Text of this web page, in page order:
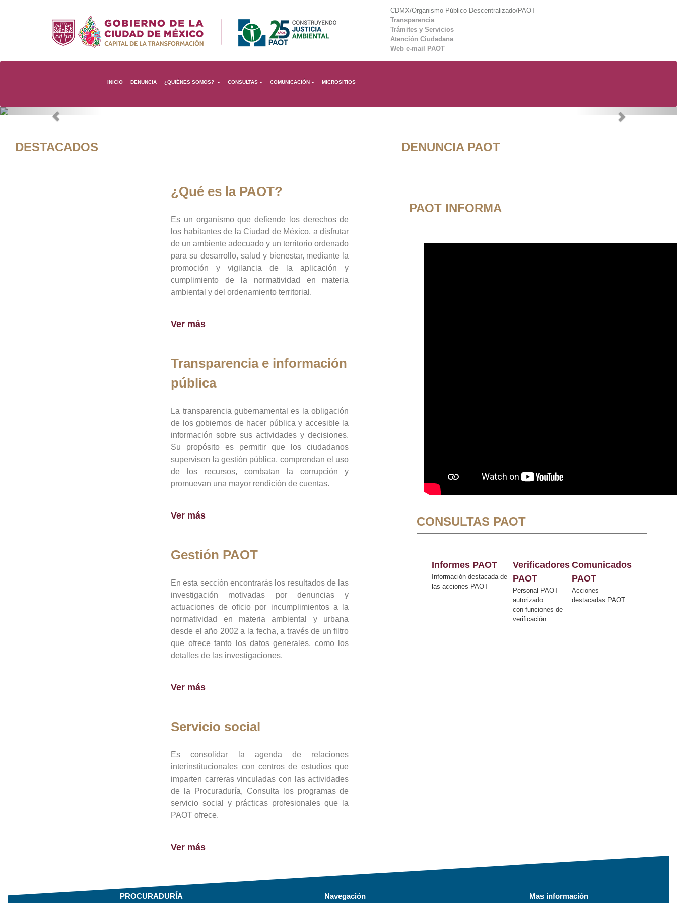
CDMX/Organismo Público Descentralizado/PAOT
Transparencia
Trámites y Servicios
Atención Ciudadana
Web e-mail PAOT
INICIO DENUNCIA ¿QUIÉNES SOMOS? CONSULTAS COMUNICACIÓN MICROSITIOS
Previous Next
DESTACADOS
¿Qué es la PAOT?
Es un organismo que defiende los derechos de
los habitantes de la Ciudad de México, a disfrutar
de un ambiente adecuado y un territorio ordenado
para su desarrollo, salud y bienestar, mediante la
promoción y vigilancia de la aplicación y
cumplimiento de la normatividad en materia
ambiental y del ordenamiento territorial.
Ver más
Transparencia e información
pública
La transparencia gubernamental es la obligación
de los gobiernos de hacer pública y accesible la
información sobre sus actividades y decisiones.
Su propósito es permitir que los ciudadanos
supervisen la gestión pública, comprendan el uso
de los recursos, combatan la corrupción y
promuevan una mayor rendición de cuentas.
Ver más
Gestión PAOT
En esta sección encontrarás los resultados de las
investigación motivadas por denuncias y
actuaciones de oficio por incumplimientos a la
normatividad en materia ambiental y urbana
desde el año 2002 a la fecha, a través de un filtro
que ofrece tanto los datos generales, como los
detalles de las investigaciones.
Ver más
Servicio social
Es consolidar la agenda de relaciones
interinstitucionales con centros de estudios que
imparten carreras vinculadas con las actividades
de la Procuraduría, Consulta los programas de
servicio social y prácticas profesionales que la
PAOT ofrece.
Ver más
DENUNCIA PAOT
PAOT INFORMA
CONSULTAS PAOT
Informes PAOT
Información destacada de
las acciones PAOT
Verificadores
PAOT
Personal PAOT
autorizado
con funciones de
verificación
Comunicados
PAOT
Acciones
destacadas PAOT
PROCURADURÍA Navegación Mas información